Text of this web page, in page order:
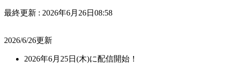
最終更新 : 2026年6月26日08:58
2026/6/26更新
2026年6月25日(木)に配信開始！